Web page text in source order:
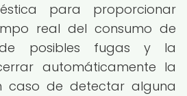
para proporcionar
real del consumo de
posibles fugas y la
automáticamente la
caso de detectar alguna